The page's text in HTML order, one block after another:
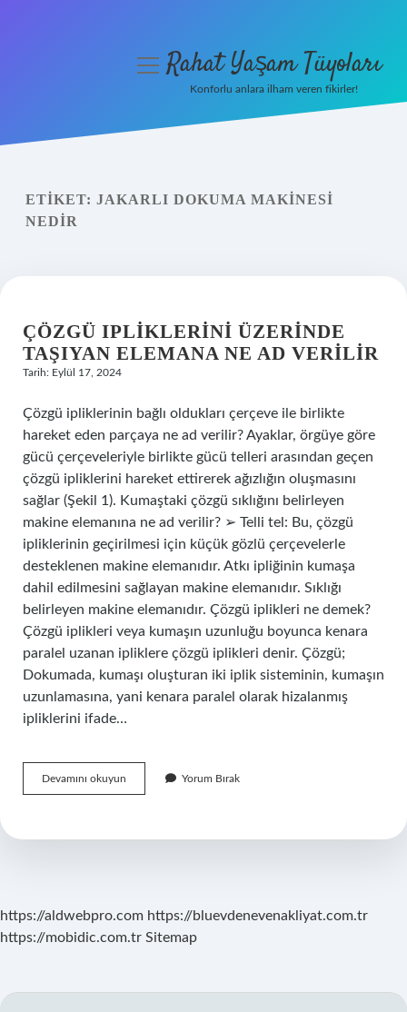
Yasal Uyarı
menüyüRahat Yaşam Tüyoları
Konforlu anlara ilham veren fikirler!
ETIKET: JAKARLI DOKUMA MAKINESI
NEDIR
ÇÖZGÜ IPLIKLERINI ÜZERINDE
TAŞIYAN ELEMANA NE AD VERILIR
Tarih: Eylül 17, 2024
Çözgü ipliklerinin bağlı oldukları çerçeve ile birlikte
hareket eden parçaya ne ad verilir? Ayaklar, örgüye göre
gücü çerçeveleriyle birlikte gücü telleri arasından geçen
çözgü ipliklerini hareket ettirerek ağızlığın oluşmasını
sağlar (Şekil 1). Kumaştaki çözgü sıklığını belirleyen
makine elemanına ne ad verilir? ➢ Telli tel: Bu, çözgü
ipliklerinin geçirilmesi için küçük gözlü çerçevelerle
desteklenen makine elemanıdır. Atkı ipliğinin kumaşa
dahil edilmesini sağlayan makine elemanıdır. Sıklığı
belirleyen makine elemanıdır. Çözgü iplikleri ne demek?
Çözgü iplikleri veya kumaşın uzunluğu boyunca kenara
paralel uzanan ipliklere çözgü iplikleri denir. Çözgü;
Dokumada, kumaşı oluşturan iki iplik sisteminin, kumaşın
uzunlamasına, yani kenara paralel olarak hizalanmış
ipliklerini ifade…
Devamını okuyun
Ipliklerini
Elemana
Yorum Bırak
https://aldwebpro.com https://bluevdenevenakliyat.com.tr
https://mobidic.com.tr Sitemap